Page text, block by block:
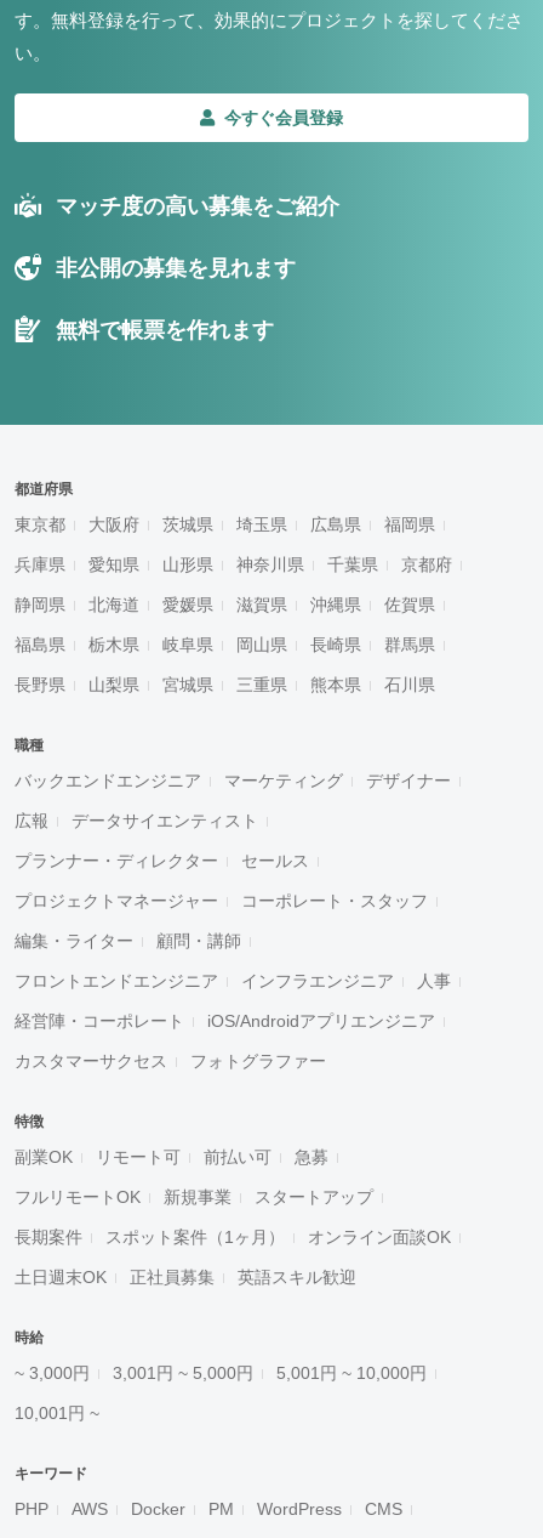
す。 無料登録を行って、効果的にプロジェクトを探してくださ
い。
今すぐ会員登録
マッチ度の高い募集をご紹介
非公開の募集を見れます
無料で帳票を作れます
都道府県
東京都 大阪府 茨城県 埼玉県 広島県 福岡県
兵庫県 愛知県 山形県 神奈川県 千葉県 京都府
静岡県 北海道 愛媛県 滋賀県 沖縄県 佐賀県
福島県 栃木県 岐阜県 岡山県 長崎県 群馬県
長野県 山梨県 宮城県 三重県 熊本県 石川県
職種
バックエンドエンジニア マーケティング デザイナー
広報 データサイエンティスト
プランナー・ディレクター セールス
プロジェクトマネージャー コーポレート・スタッフ
編集・ライター 顧問・講師
フロントエンドエンジニア インフラエンジニア 人事
経営陣・コーポレート iOS/Androidアプリエンジニア
カスタマーサクセス フォトグラファー
特徴
副業OK リモート可 前払い可 急募
フルリモートOK 新規事業 スタートアップ
長期案件 スポット案件（1ヶ月） オンライン面談OK
土日週末OK 正社員募集 英語スキル歓迎
時給
~ 3,000円 3,001円 ~ 5,000円 5,001円 ~ 10,000円
10,001円 ~
キーワード
PHP AWS Docker PM WordPress CMS